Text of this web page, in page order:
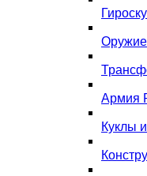
Оружие
Армия
Куклы